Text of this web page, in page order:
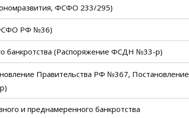
ФСФО 233/295)
ФСФО РФ №36)
банкротства (Распоряжение ФСДН №33-р)
Правительства РФ №367, Постановление
и преднамеренного банкротства